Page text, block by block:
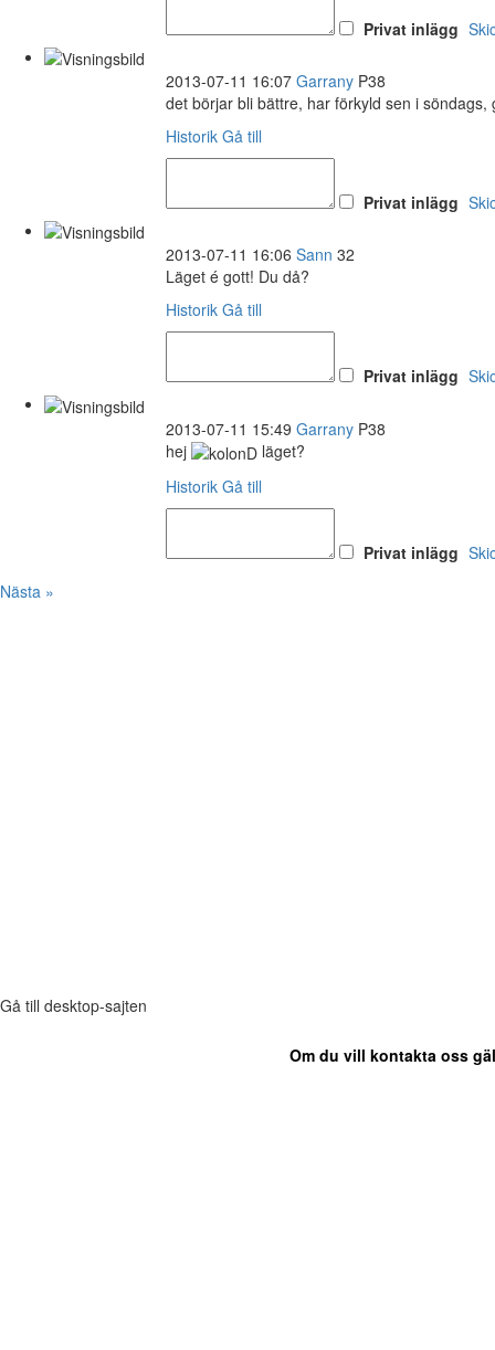
Privat inlägg
2013-07-11 16:07 Garrany P38
det börjar bli bättre, har förkyld sen i söndags,
Historik Gå till
Privat inlägg
2013-07-11 16:06 Sann 32
Läget é gott! Du då?
Historik Gå till
Privat inlägg
2013-07-11 15:49 Garrany P38
hej
läget?
Historik Gå till
Privat inlägg
Nästa »
Gå till desktop-sajten
Om du vill kontakta oss